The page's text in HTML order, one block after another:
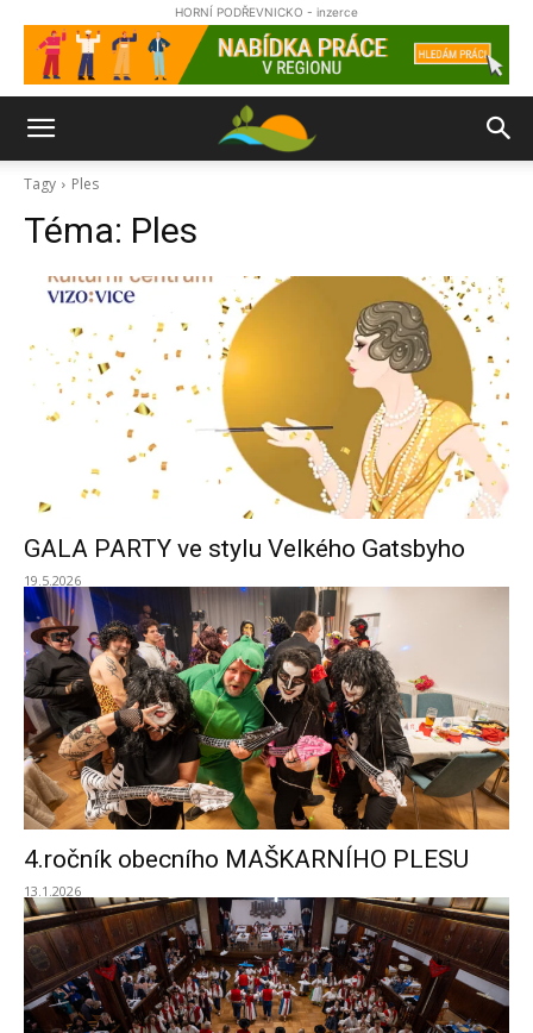
HORNÍ PODŘEVNICKO - inzerce
Tagy Ples
Téma: Ples
GALA PARTY ve stylu Velkého Gatsbyho
19.5.2026
4.ročník obecního MAŠKARNÍHO PLESU
13.1.2026